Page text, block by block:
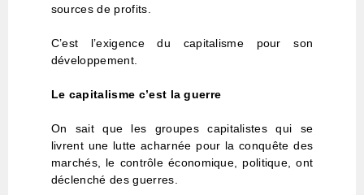
sources de profits.
C’est l’exigence du capitalisme pour son
développement.
Le capitalisme c’est la guerre
On sait que les groupes capitalistes qui se
livrent une lutte acharnée pour la conquête des
marchés, le contrôle économique, politique, ont
déclenché des guerres.